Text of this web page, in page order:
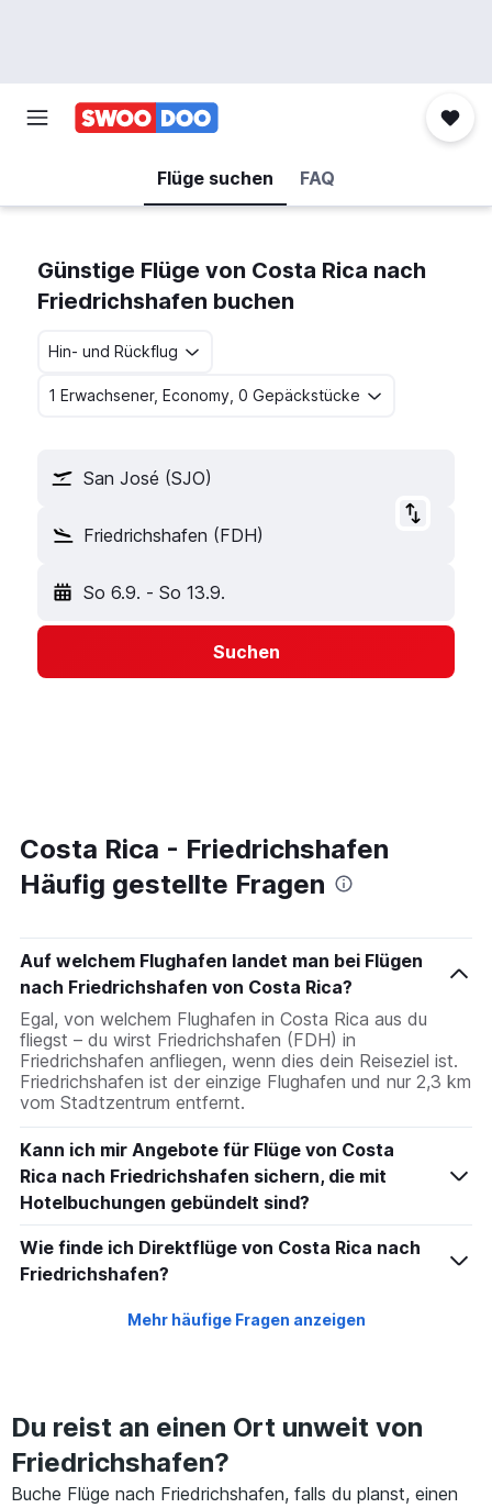
Flüge suchen FAQ
Günstige Flüge von Costa Rica nach
Friedrichshafen buchen
Hin- und Rückflug
1 Erwachsener, Economy, 0 Gepäckstücke
San José (SJO)
Friedrichshafen (FDH)
So 6.9. - So 13.9.
Suchen
Costa Rica - Friedrichshafen
Häufig gestellte Fragen
Auf welchem Flughafen landet man bei Flügen
nach Friedrichshafen von Costa Rica?
Egal, von welchem Flughafen in Costa Rica aus du
fliegst – du wirst Friedrichshafen (FDH) in
Friedrichshafen anfliegen, wenn dies dein Reiseziel ist.
Friedrichshafen ist der einzige Flughafen und nur 2,3 km
vom Stadtzentrum entfernt.
Kann ich mir Angebote für Flüge von Costa
Rica nach Friedrichshafen sichern, die mit
Hotelbuchungen gebündelt sind?
Wie finde ich Direktflüge von Costa Rica nach
Friedrichshafen?
Mehr häufige Fragen anzeigen
Du reist an einen Ort unweit von
Friedrichshafen?
Buche Flüge nach Friedrichshafen, falls du planst, einen